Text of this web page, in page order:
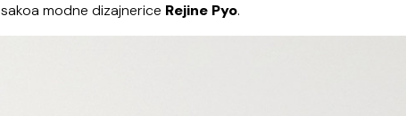
sakoa modne dizajnerice Rejine Pyo.